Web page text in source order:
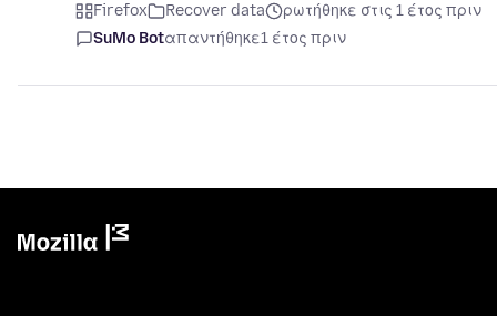
Firefox Recover data
ρωτήθηκε στις 1 έτος πριν
SuMo Botαπαντήθηκε1 έτος πριν